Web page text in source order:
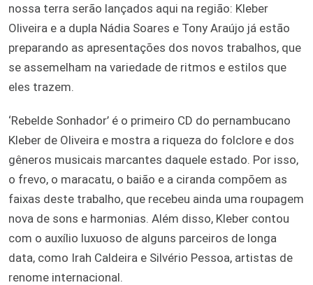
nossa terra serão lançados aqui na região: Kleber
Oliveira e a dupla Nádia Soares e Tony Araújo já estão
preparando as apresentações dos novos trabalhos, que
se assemelham na variedade de ritmos e estilos que
eles trazem.
‘Rebelde Sonhador’ é o primeiro CD do pernambucano
Kleber de Oliveira e mostra a riqueza do folclore e dos
gêneros musicais marcantes daquele estado. Por isso,
o frevo, o maracatu, o baião e a ciranda compõem as
faixas deste trabalho, que recebeu ainda uma roupagem
nova de sons e harmonias. Além disso, Kleber contou
com o auxílio luxuoso de alguns parceiros de longa
data, como Irah Caldeira e Silvério Pessoa, artistas de
renome internacional.